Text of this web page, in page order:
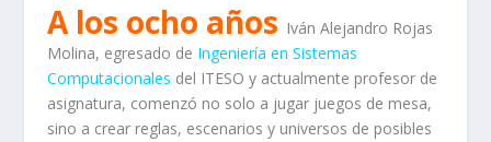
A los ocho años Iván Alejandro Rojas
Molina, egresado de Ingeniería en Sistemas
Computacionales del ITESO y actualmente profesor de
asignatura, comenzó no solo a jugar juegos de mesa,
sino a crear reglas, escenarios y universos de posibles